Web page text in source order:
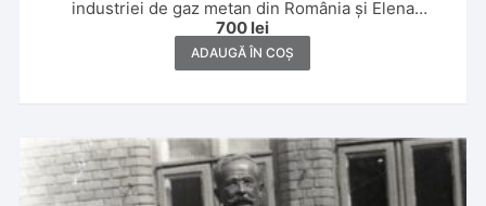
industriei de gaz metan din România și Elena
Motăș,1926-1930, Sinaia, Călimănești, Breaza, Poiana
Brașov, Nămăești, Sibiu, Moreni
700 lei
ADAUGĂ ÎN COȘ